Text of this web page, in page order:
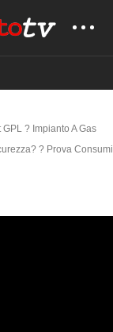
? Impianto A Gas
? Prova Consumi